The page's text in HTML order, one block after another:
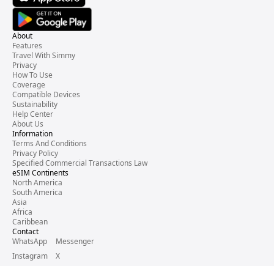
About
Features
Travel With Simmy
Privacy
How To Use
Coverage
Compatible Devices
Sustainability
Help Center
About Us
Information
Terms And Conditions
Privacy Policy
Specified Commercial Transactions Law
eSIM Continents
North America
South America
Asia
Africa
Caribbean
Contact
WhatsApp
Messenger
Instagram
X